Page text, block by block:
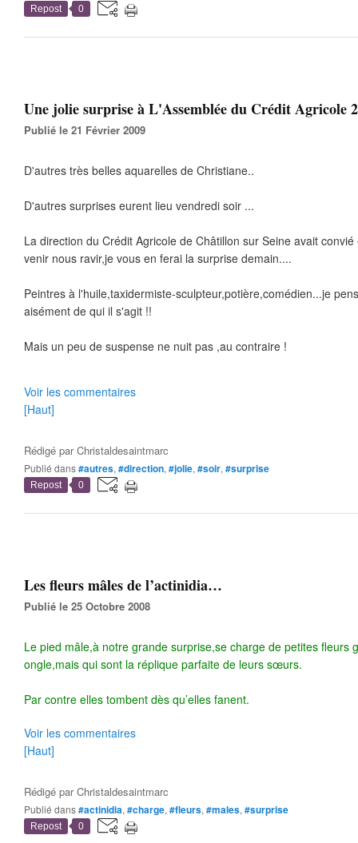
Repost 0
Une jolie surprise à L'Assemblée du Crédit Agricole
Publié le 21 Février 2009
D'autres très belles aquarelles de Christiane..
D'autres surprises eurent lieu vendredi soir ...
La direction du Crédit Agricole de Châtillon sur Seine avait
venir nous ravir,je vous en ferai la surprise demain....
Peintres à l'huile,taxidermiste-sculpteur,potière,comédien...je
aisément de qui il s'agit !!
Mais un peu de suspense ne nuit pas ,au contraire !
Voir les commentaires
[Haut]
Rédigé parChristaldesaintmarc
Publié dans#autres, #direction, #jolie, #soir, #surprise
Repost 0
Les fleurs mâles de l’actinidia…
Publié le 25 Octobre 2008
Le pied mâle,à notre grande surprise,se charge de petites fleurs
ongle,mais qui sont la réplique parfaite de leurs sœurs.
Par contre elles tombent dès qu’elles fanent.
Voir les commentaires
[Haut]
Rédigé parChristaldesaintmarc
Publié dans#actinidia, #charge, #fleurs, #males, #surprise
Repost 0